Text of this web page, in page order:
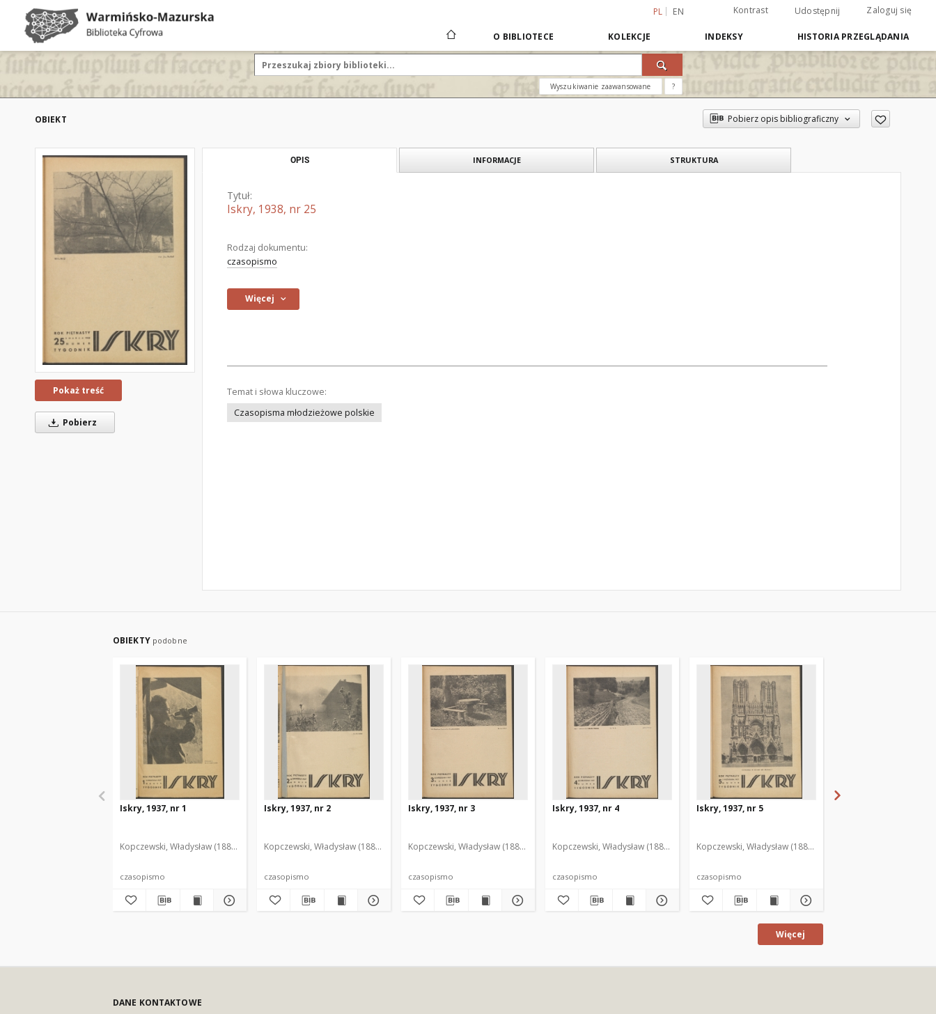
PL EN Kontrast Udostępnij Zaloguj się
O BIBLIOTECE KOLEKCJE INDEKSY HISTORIA PRZEGLĄDANIA
Wyszukiwanie zaawansowane ?
OBIEKT Pobierz opis bibliograficzny
Pokaż treść
Pobierz
OPIS INFORMACJE STRUKTURA
Tytuł:
Iskry, 1938, nr 25
Rodzaj dokumentu:
czasopismo
Więcej
Temat i słowa kluczowe:
Czasopisma młodzieżowe polskie
OBIEKTY podobne
Iskry, 1937, nr 1
Kopczewski, Władysław (1888-1969). Red. i Wyd.
czasopismo
Iskry, 1937, nr 2
Kopczewski, Władysław (1888-1969). Red. i Wyd.
czasopismo
Iskry, 1937, nr 3
Kopczewski, Władysław (1888-1969). Red. i Wyd.
czasopismo
Iskry, 1937, nr 4
Kopczewski, Władysław (1888-1969). Red. i Wyd.
czasopismo
Iskry, 1937, nr 5
Kopczewski, Władysław (1888-1969). Red. i Wyd.
czasopismo
Więcej
DANE KONTAKTOWE